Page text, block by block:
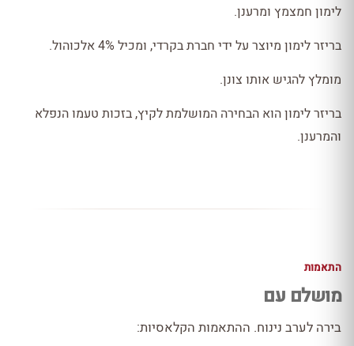
לימון חמצמץ ומרענן.
בריזר לימון מיוצר על ידי חברת בקרדי, ומכיל 4% אלכוהול.
מומלץ להגיש אותו צונן.
בריזר לימון הוא הבחירה המושלמת לקיץ, בזכות טעמו הנפלא
והמרענן.
התאמות
מושלם עם
בירה לערב נינוח. ההתאמות הקלאסיות: